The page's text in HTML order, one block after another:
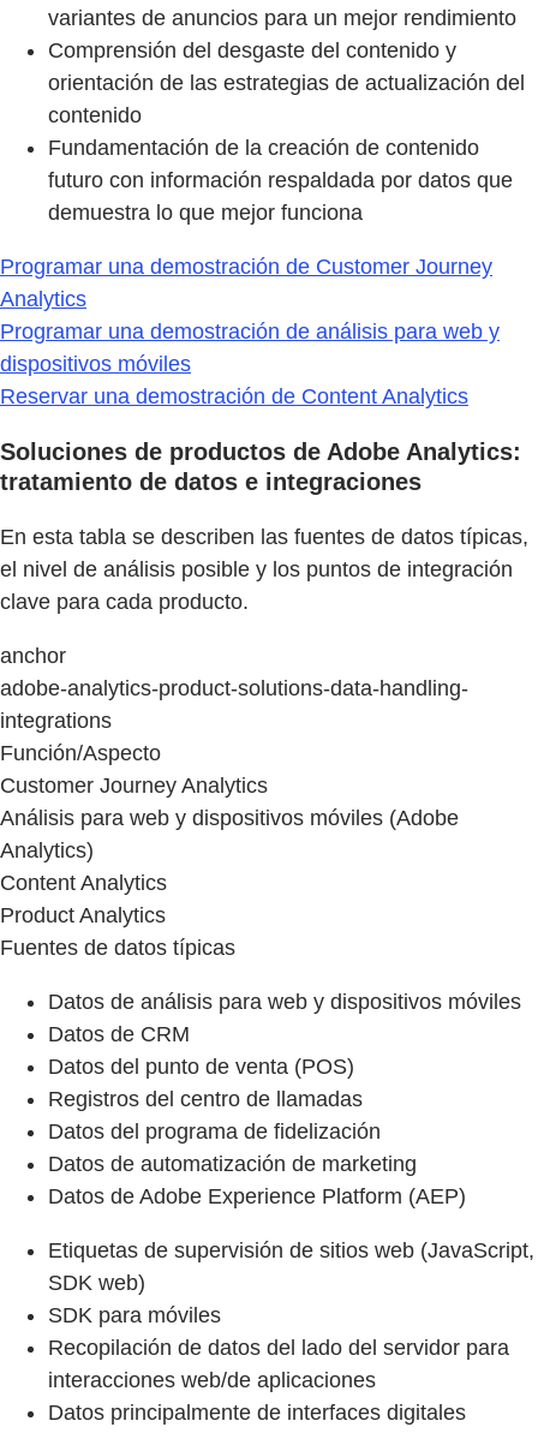
variantes de anuncios para un mejor rendimiento
Comprensión del desgaste del contenido y
orientación de las estrategias de actualización del
contenido
Fundamentación de la creación de contenido
futuro con información respaldada por datos que
demuestra lo que mejor funciona
Programar una demostración de Customer Journey
Analytics
Programar una demostración de análisis para web y
dispositivos móviles
Reservar una demostración de Content Analytics
Soluciones de productos de Adobe Analytics:
tratamiento de datos e integraciones
En esta tabla se describen las fuentes de datos típicas,
el nivel de análisis posible y los puntos de integración
clave para cada producto.
anchor
adobe-analytics-product-solutions-data-handling-
integrations
Función/Aspecto
Customer Journey Analytics
Análisis para web y dispositivos móviles (Adobe
Analytics)
Content Analytics
Product Analytics
Fuentes de datos típicas
Datos de análisis para web y dispositivos móviles
Datos de CRM
Datos del punto de venta (POS)
Registros del centro de llamadas
Datos del programa de fidelización
Datos de automatización de marketing
Datos de Adobe Experience Platform (AEP)
Etiquetas de supervisión de sitios web (JavaScript,
SDK web)
SDK para móviles
Recopilación de datos del lado del servidor para
interacciones web/de aplicaciones
Datos principalmente de interfaces digitales